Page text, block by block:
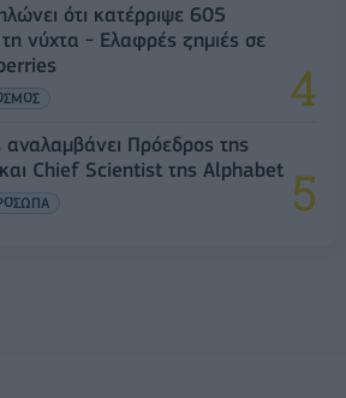
ότι κατέρριψε 605
νύχτα - Ελαφρές ζημιές σε
Πρόεδρος της
Chief Scientist της Alphabet